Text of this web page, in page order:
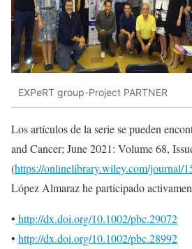
EXPeRT group-Project PARTNER
Los artículos de la serie se pueden
and Cancer; June 2021: Volume 68,
(https://onlinelibrary.wiley.com/journal/
López Almaraz he participado
• http://dx.doi.org/10.1002/pbc.29072
• http://dx.doi.org/10.1002/pbc.28992